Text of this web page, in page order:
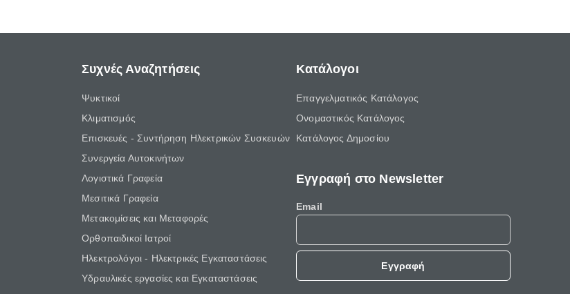
Συχνές Αναζητήσεις
Ψυκτικοί
Κλιματισμός
Επισκευές - Συντήρηση Ηλεκτρικών Συσκευών
Συνεργεία Αυτοκινήτων
Λογιστικά Γραφεία
Μεσιτικά Γραφεία
Μετακομίσεις και Μεταφορές
Ορθοπαιδικοί Ιατροί
Ηλεκτρολόγοι - Ηλεκτρικές Εγκαταστάσεις
Υδραυλικές εργασίες και Εγκαταστάσεις
Κατάλογοι
Επαγγελματικός Κατάλογος
Ονομαστικός Κατάλογος
Κατάλογος Δημοσίου
Εγγραφή στο Newsletter
Email
Εγγραφή